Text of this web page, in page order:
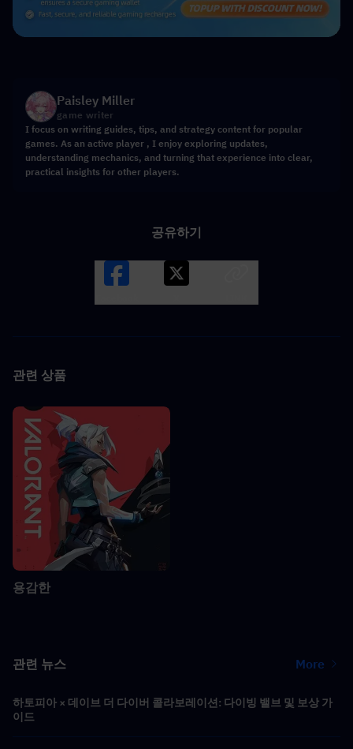
Paisley Miller
game writer
I focus on writing guides, tips, and strategy content for popular
games. As an active player , I enjoy exploring updates,
understanding mechanics, and turning that experience into clear,
practical insights for other players.
공유하기
관련 상품
용감한
관련 뉴스 More
하토피아 × 데이브 더 다이버 콜라보레이션: 다이빙 밸브 및 보상 가
이드